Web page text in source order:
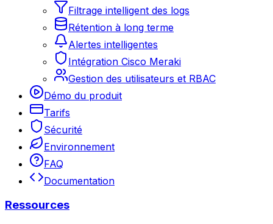
Filtrage intelligent des logs
Rétention à long terme
Alertes intelligentes
Intégration Cisco Meraki
Gestion des utilisateurs et RBAC
Démo du produit
Tarifs
Sécurité
Environnement
FAQ
Documentation
Ressources